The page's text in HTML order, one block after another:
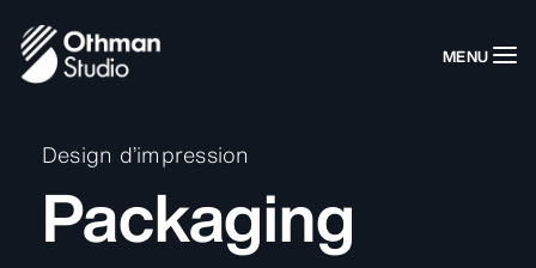
MENU
Design d’impression
Packaging